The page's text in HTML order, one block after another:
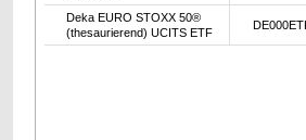
Deka EURO STOXX 50®
(thesaurierend) UCITS ETF